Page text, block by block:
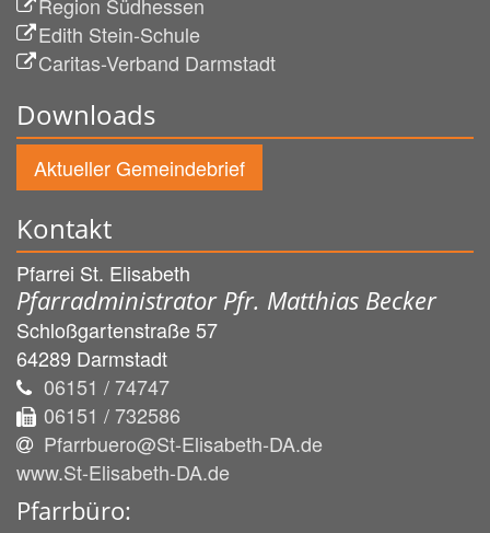
Edith Stein-Schule
Caritas-Verband Darmstadt
Downloads
Aktueller Gemeindebrief
Kontakt
Pfarrei St. Elisabeth
Pfarradministrator Pfr. Matthias Becker
Schloßgartenstraße 57
64289 Darmstadt
06151 / 74747
06151 / 732586
Pfarrbuero@St-Elisabeth-DA.de
www.St-Elisabeth-DA.de
Pfarrbüro: